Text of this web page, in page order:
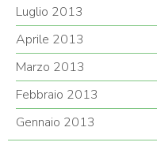
Luglio 2013
Aprile 2013
Marzo 2013
Febbraio 2013
Gennaio 2013